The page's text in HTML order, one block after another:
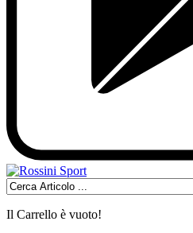
Il Carrello è vuoto!